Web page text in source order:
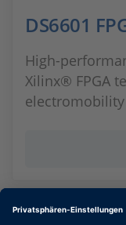
DS6601
High-
Xilinx® FPGA